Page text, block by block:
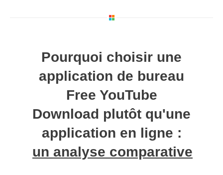
Pourquoi choisir une
application de bureau
Free YouTube
Download plutôt qu'une
application en ligne :
un analyse comparative